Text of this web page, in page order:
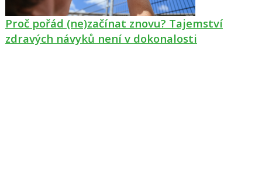
Proč pořád (ne)začínat znovu? Tajemství
zdravých návyků není v dokonalosti